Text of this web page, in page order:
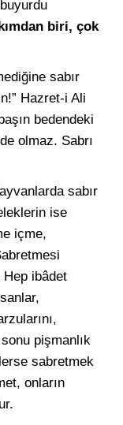
biri, çok
sabır
Hazret-i Ali
bedendeki
olmaz. Sabrı
sabır
ise
içme,
ibâdet
pişmanlık
sabretmek
onların